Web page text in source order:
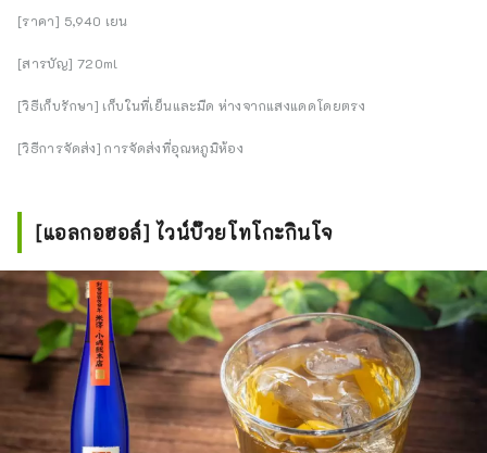
[ราคา] 5,940 เยน
[สารบัญ] 720ml
[วิธีเก็บรักษา] เก็บในที่เย็นและมืด ห่างจากแสงแดดโดยตรง
[วิธีการจัดส่ง] การจัดส่งที่อุณหภูมิห้อง
[แอลกอฮอล์] ไวน์บ๊วยโทโกะกินโจ